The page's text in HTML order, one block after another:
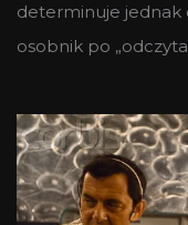
determinuje jednak
osobnik po